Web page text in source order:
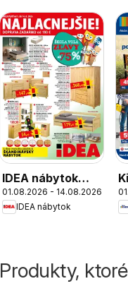
IDEA nábytok
leták
01.08.2026 - 14.08.2026
IDEA nábytok
Produkty,